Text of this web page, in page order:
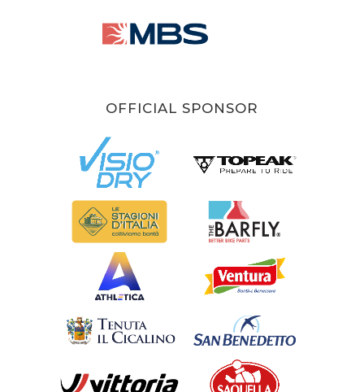
OFFICIAL SPONSOR